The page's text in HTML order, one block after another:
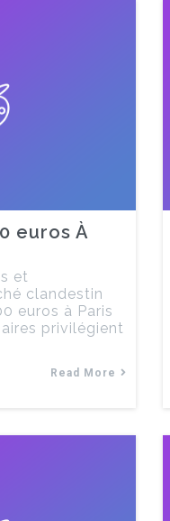
euros À
et
clandestin
euros à Paris
privilégient
Read More